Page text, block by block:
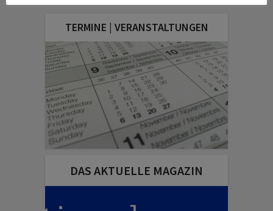
TERMINE | VERANSTALTUNGEN
DAS AKTUELLE MAGAZIN